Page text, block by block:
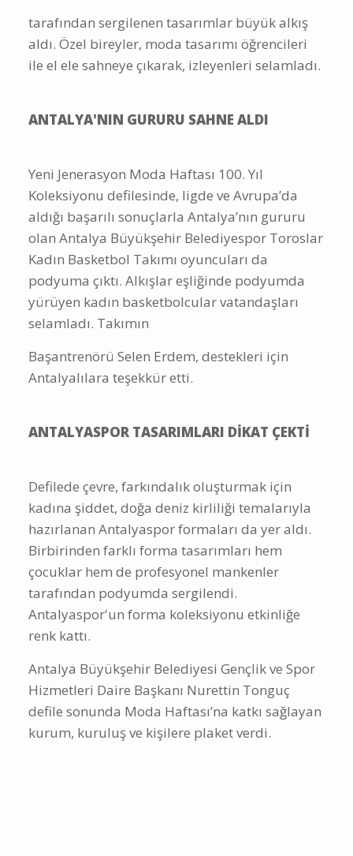
tarafından sergilenen tasarımlar büyük alkış
aldı. Özel bireyler, moda tasarımı öğrencileri
ile el ele sahneye çıkarak, izleyenleri selamladı.
ANTALYA'NIN GURURU SAHNE ALDI
Yeni Jenerasyon Moda Haftası 100. Yıl
Koleksiyonu defilesinde, ligde ve Avrupa’da
aldığı başarılı sonuçlarla Antalya’nın gururu
olan Antalya Büyükşehir Belediyespor Toroslar
Kadın Basketbol Takımı oyuncuları da
podyuma çıktı. Alkışlar eşliğinde podyumda
yürüyen kadın basketbolcular vatandaşları
selamladı. Takımın
Başantrenörü Selen Erdem, destekleri için
Antalyalılara teşekkür etti.
ANTALYASPOR TASARIMLARI DİKAT ÇEKTİ
Defilede çevre, farkındalık oluşturmak için
kadına şiddet, doğa deniz kirliliği temalarıyla
hazırlanan Antalyaspor formaları da yer aldı.
Birbirinden farklı forma tasarımları hem
çocuklar hem de profesyonel mankenler
tarafından podyumda sergilendi.
Antalyaspor'un forma koleksiyonu etkinliğe
renk kattı.
Antalya Büyükşehir Belediyesi Gençlik ve Spor
Hizmetleri Daire Başkanı Nurettin Tonguç
defile sonunda Moda Haftası’na katkı sağlayan
kurum, kuruluş ve kişilere plaket verdi.